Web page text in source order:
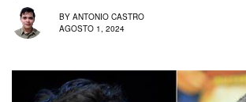
BY ANTONIO CASTRO
AGOSTO 1, 2024